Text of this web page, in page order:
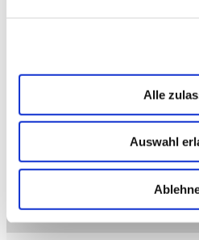
Alle
Auswahl
Amicable
Citizen Developer bauen
→
Realtime S2S, keine SaaS-